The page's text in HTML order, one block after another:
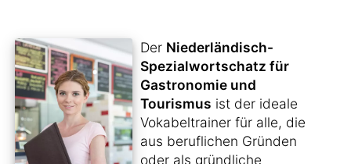
Der Niederländisch-
Spezialwortschatz für
Gastronomie und
Tourismus ist der ideale
Vokabeltrainer für alle, die
aus beruflichen Gründen
oder als gründliche